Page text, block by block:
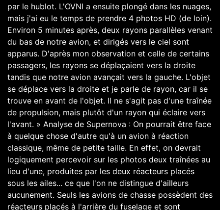
par le hublot. L'OVNI a ensuite plongé dans les nuages,
mais j'ai eu le temps de prendre 4 photos HD (de loin).
Environ 5 minutes après, deux rayons parallèles venant
du bas de notre avion, et dirigés vers le ciel sont
apparus. D'après mon observation et celle de certains
passagers, les rayons se déplaçaient vers la droite
tandis que notre avion avançait vers la gauche. L'objet
se déplace vers la droite et je parle de rayon, car il se
trouve en avant de l'objet. Il ne s'agit pas d'une traînée
de propulsion, mais plutôt d'un rayon qui éclaire vers
l'avant. » Analyse de Supernova : On pourrait être face
à quelque chose d'autre qu'à un avion à réaction
classique, même de petite taille. En effet, on devrait
logiquement percevoir sur les photos deux traînées au
lieu d'une, produites par les deux réacteurs placés
sous les ailes... ce que l'on ne distingue d'ailleurs
aucunement. Seuls les avions de chasse possèdent des
réacteurs placés à l'arrière du fuselage et sont